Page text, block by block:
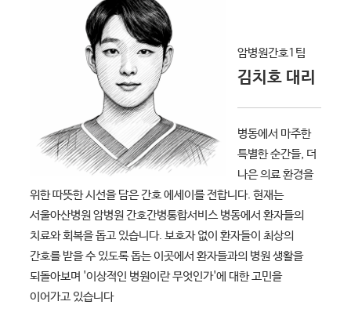
암병원간호1팀
김치호 대리
병동에서 마주한
특별한 순간들, 더
나은 의료 환경을
위한 따뜻한 시선을 담은 간호 에세이를 전합니다. 현재는
서울아산병원 암병원 간호간병통합서비스 병동에서 환자들의
치료와 회복을 돕고 있습니다. 보호자 없이 환자들이 최상의
간호를 받을 수 있도록 돕는 이곳에서 환자들과의 병원 생활을
되돌아보며 '이상적인 병원이란 무엇인가'에 대한 고민을
이어가고 있습니다